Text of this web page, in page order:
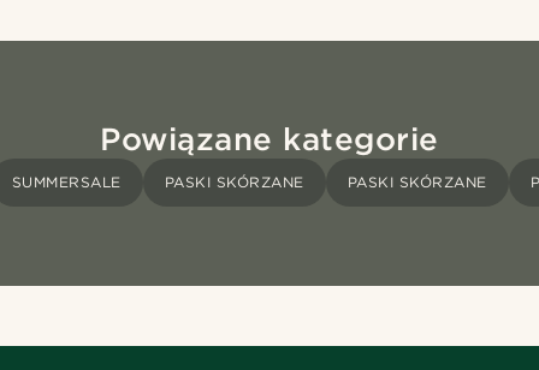
Powiązane kategorie
SUMMERSALE PASKI SKÓRZANE PASKI SKÓRZANE